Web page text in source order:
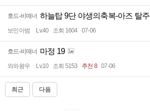
호드-비매너 하늘탑 9단 야생의축복-아즈 탈주
보민아범 Lv.40 조회 1604 07-06
호드-비매너 마정 19
와와왕우 Lv.10 조회 5153 추천 8 07-06
최근 다음